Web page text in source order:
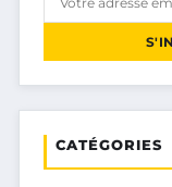
CATÉGORIES